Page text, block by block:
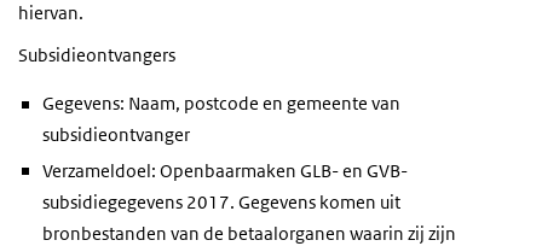
hiervan.
Subsidieontvangers
Gegevens: Naam, postcode en gemeente van
subsidieontvanger
Verzameldoel: Openbaarmaken GLB- en GVB-
subsidiegegevens 2017. Gegevens komen uit
bronbestanden van de betaalorganen waarin zij zijn